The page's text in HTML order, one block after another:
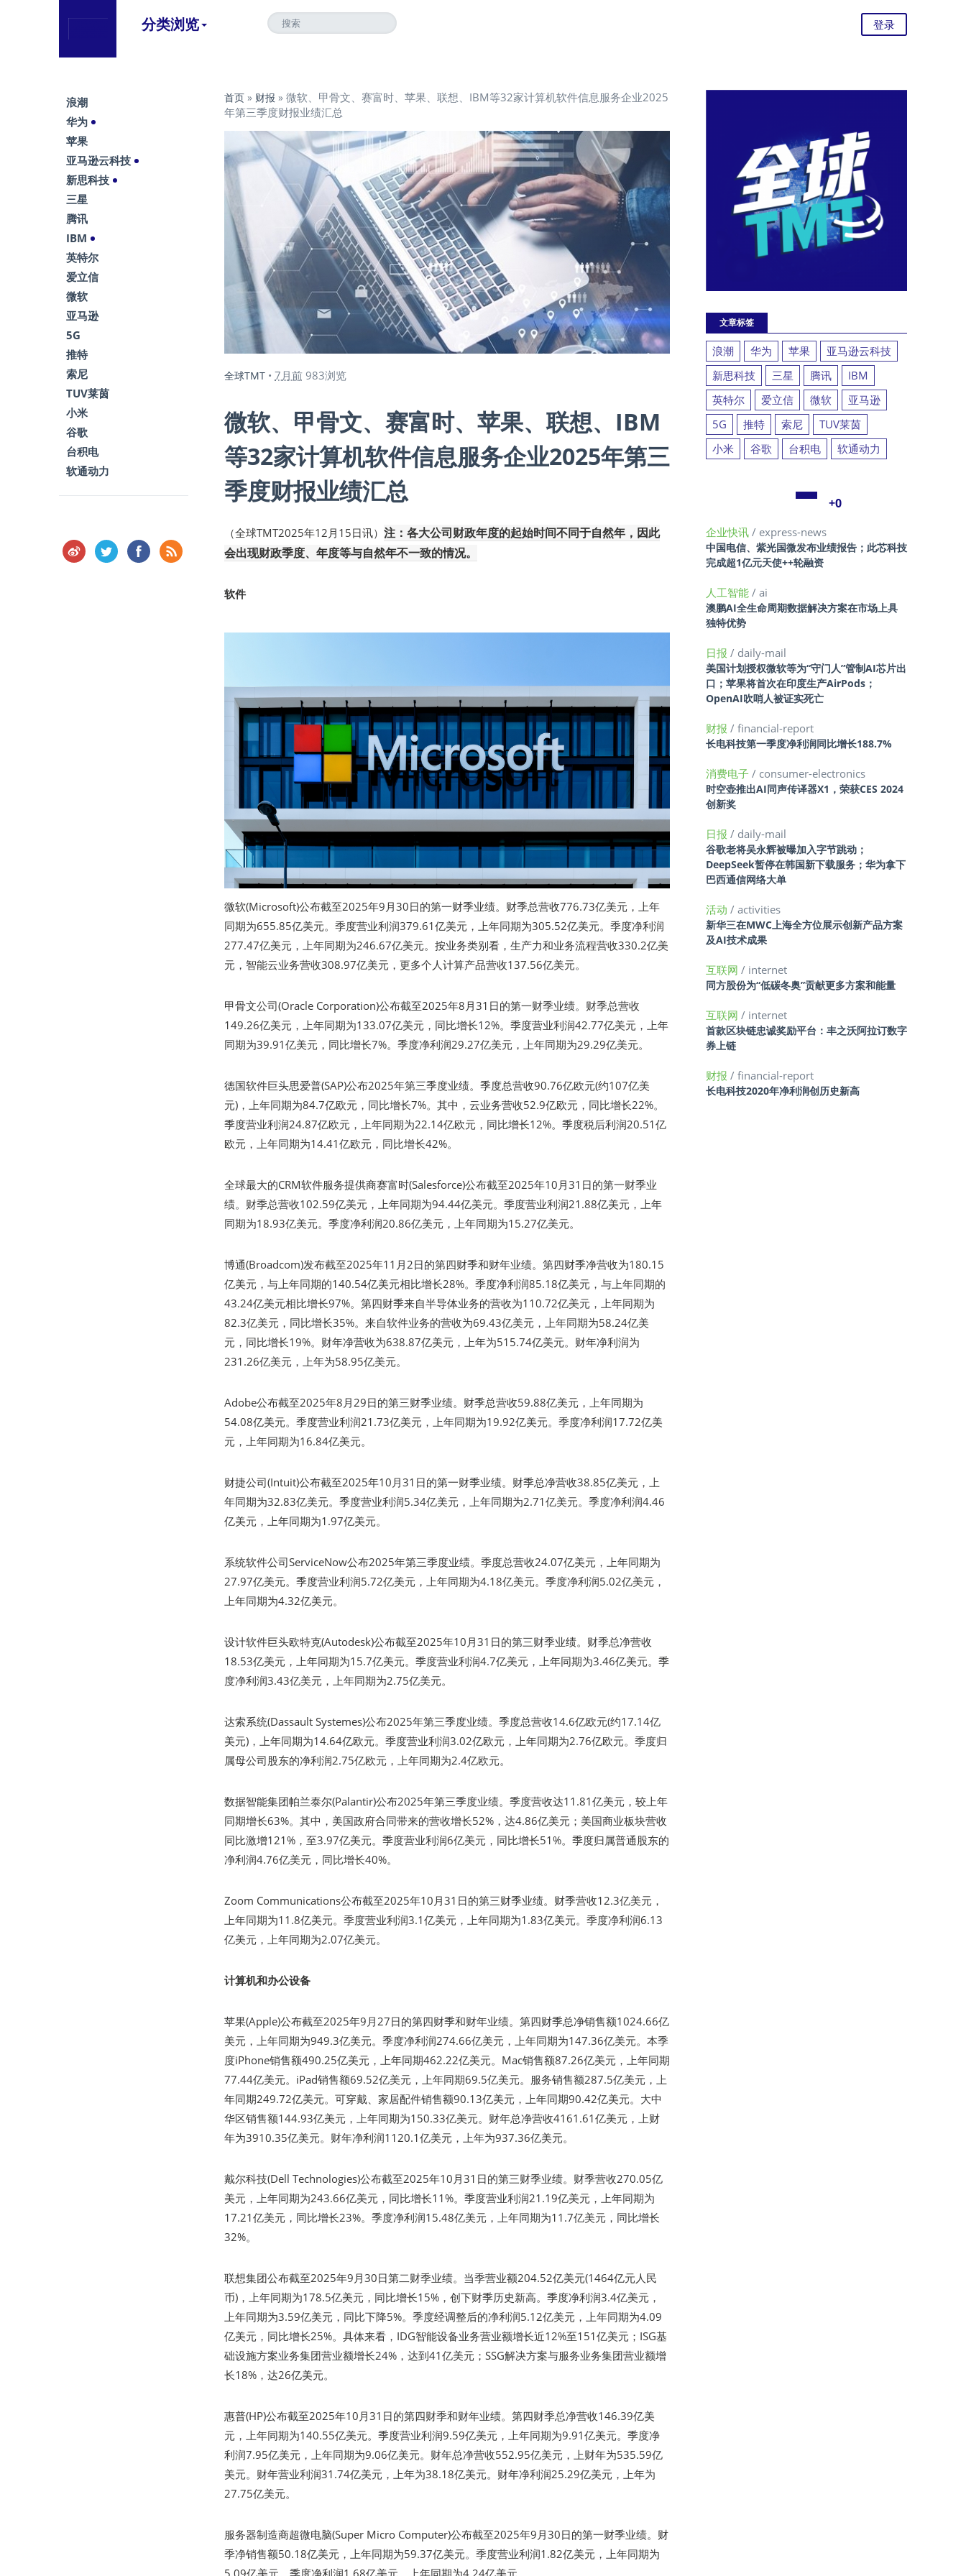
分类浏览 登录
首页 » 财报 » 微软、甲骨文、赛富时、苹果、联想、IBM等32家计算机软件信息服务企业2025
年第三季度财报业绩汇总
全球TMT • 7月前 983浏览
微软、甲骨文、赛富时、苹果、联想、IBM
等32家计算机软件信息服务企业2025年第三
季度财报业绩汇总
（全球TMT2025年12月15日讯） 注：各大公司财政年度的起始时间不同于自然年，因此
会出现财政季度、年度等与自然年不一致的情况。
软件
微软(Microsoft)公布截至2025年9月30日的第一财季业绩。财季总营收776.73亿美元，上年
同期为655.85亿美元。季度营业利润379.61亿美元，上年同期为305.52亿美元。季度净利润
277.47亿美元，上年同期为246.67亿美元。按业务类别看，生产力和业务流程营收330.2亿美
元，智能云业务营收308.97亿美元，更多个人计算产品营收137.56亿美元。
甲骨文公司(Oracle Corporation)公布截至2025年8月31日的第一财季业绩。财季总营收
149.26亿美元，上年同期为133.07亿美元，同比增长12%。季度营业利润42.77亿美元，上年
同期为39.91亿美元，同比增长7%。季度净利润29.27亿美元，上年同期为29.29亿美元。
德国软件巨头思爱普(SAP)公布2025年第三季度业绩。季度总营收90.76亿欧元(约107亿美
元)，上年同期为84.7亿欧元，同比增长7%。其中，云业务营收52.9亿欧元，同比增长22%。
季度营业利润24.87亿欧元，上年同期为22.14亿欧元，同比增长12%。季度税后利润20.51亿
欧元，上年同期为14.41亿欧元，同比增长42%。
全球最大的CRM软件服务提供商赛富时(Salesforce)公布截至2025年10月31日的第一财季业
绩。财季总营收102.59亿美元，上年同期为94.44亿美元。季度营业利润21.88亿美元，上年
同期为18.93亿美元。季度净利润20.86亿美元，上年同期为15.27亿美元。
博通(Broadcom)发布截至2025年11月2日的第四财季和财年业绩。第四财季净营收为180.15
亿美元，与上年同期的140.54亿美元相比增长28%。季度净利润85.18亿美元，与上年同期的
43.24亿美元相比增长97%。第四财季来自半导体业务的营收为110.72亿美元，上年同期为
82.3亿美元，同比增长35%。来自软件业务的营收为69.43亿美元，上年同期为58.24亿美
元，同比增长19%。财年净营收为638.87亿美元，上年为515.74亿美元。财年净利润为
231.26亿美元，上年为58.95亿美元。
Adobe公布截至2025年8月29日的第三财季业绩。财季总营收59.88亿美元，上年同期为
54.08亿美元。季度营业利润21.73亿美元，上年同期为19.92亿美元。季度净利润17.72亿美
元，上年同期为16.84亿美元。
财捷公司(Intuit)公布截至2025年10月31日的第一财季业绩。财季总净营收38.85亿美元，上
年同期为32.83亿美元。季度营业利润5.34亿美元，上年同期为2.71亿美元。季度净利润4.46
亿美元，上年同期为1.97亿美元。
系统软件公司ServiceNow公布2025年第三季度业绩。季度总营收24.07亿美元，上年同期为
27.97亿美元。季度营业利润5.72亿美元，上年同期为4.18亿美元。季度净利润5.02亿美元，
上年同期为4.32亿美元。
设计软件巨头欧特克(Autodesk)公布截至2025年10月31日的第三财季业绩。财季总净营收
18.53亿美元，上年同期为15.7亿美元。季度营业利润4.7亿美元，上年同期为3.46亿美元。季
度净利润3.43亿美元，上年同期为2.75亿美元。
达索系统(Dassault Systemes)公布2025年第三季度业绩。季度总营收14.6亿欧元(约17.14亿
美元)，上年同期为14.64亿欧元。季度营业利润3.02亿欧元，上年同期为2.76亿欧元。季度归
属母公司股东的净利润2.75亿欧元，上年同期为2.4亿欧元。
数据智能集团帕兰泰尔(Palantir)公布2025年第三季度业绩。季度营收达11.81亿美元，较上年
同期增长63%。其中，美国政府合同带来的营收增长52%，达4.86亿美元；美国商业板块营收
同比激增121%，至3.97亿美元。季度营业利润6亿美元，同比增长51%。季度归属普通股东的
净利润4.76亿美元，同比增长40%。
Zoom Communications公布截至2025年10月31日的第三财季业绩。财季营收12.3亿美元，
上年同期为11.8亿美元。季度营业利润3.1亿美元，上年同期为1.83亿美元。季度净利润6.13
亿美元，上年同期为2.07亿美元。
计算机和办公设备
苹果(Apple)公布截至2025年9月27日的第四财季和财年业绩。第四财季总净销售额1024.66亿
美元，上年同期为949.3亿美元。季度净利润274.66亿美元，上年同期为147.36亿美元。本季
度iPhone销售额490.25亿美元，上年同期462.22亿美元。Mac销售额87.26亿美元，上年同期
77.44亿美元。iPad销售额69.52亿美元，上年同期69.5亿美元。服务销售额287.5亿美元，上
年同期249.72亿美元。可穿戴、家居配件销售额90.13亿美元，上年同期90.42亿美元。大中
华区销售额144.93亿美元，上年同期为150.33亿美元。财年总净营收4161.61亿美元，上财
年为3910.35亿美元。财年净利润1120.1亿美元，上年为937.36亿美元。
戴尔科技(Dell Technologies)公布截至2025年10月31日的第三财季业绩。财季营收270.05亿
美元，上年同期为243.66亿美元，同比增长11%。季度营业利润21.19亿美元，上年同期为
17.21亿美元，同比增长23%。季度净利润15.48亿美元，上年同期为11.7亿美元，同比增长
32%。
联想集团公布截至2025年9月30日第二财季业绩。当季营业额204.52亿美元(1464亿元人民
币)，上年同期为178.5亿美元，同比增长15%，创下财季历史新高。季度净利润3.4亿美元，
上年同期为3.59亿美元，同比下降5%。季度经调整后的净利润5.12亿美元，上年同期为4.09
亿美元，同比增长25%。具体来看，IDG智能设备业务营业额增长近12%至151亿美元；ISG基
础设施方案业务集团营业额增长24%，达到41亿美元；SSG解决方案与服务业务集团营业额增
长18%，达26亿美元。
惠普(HP)公布截至2025年10月31日的第四财季和财年业绩。第四财季总净营收146.39亿美
元，上年同期为140.55亿美元。季度营业利润9.59亿美元，上年同期为9.91亿美元。季度净
利润7.95亿美元，上年同期为9.06亿美元。财年总净营收552.95亿美元，上财年为535.59亿
美元。财年营业利润31.74亿美元，上年为38.18亿美元。财年净利润25.29亿美元，上年为
27.75亿美元。
服务器制造商超微电脑(Super Micro Computer)公布截至2025年9月30日的第一财季业绩。财
季净销售额50.18亿美元，上年同期为59.37亿美元。季度营业利润1.82亿美元，上年同期为
5.09亿美元。季度净利润1.68亿美元，上年同期为4.24亿美元。
浪潮
华为
苹果
亚马逊云科技
新思科技
三星
腾讯
IBM
英特尔
爱立信
微软
亚马逊
5G
推特
索尼
TUV莱茵
小米
谷歌
台积电
软通动力
文章标签
浪潮 华为 苹果
亚马逊云科技
新思科技
三星 腾讯
IBM
英特尔
爱立信 微软
亚马逊
5G
推特 索尼
TUV莱茵
小米
谷歌 台积电 软通动力
+0
企业快讯 / express-news
中国电信、紫光国微发布业绩报告；此芯科技
完成超1亿元天使++轮融资
人工智能 / ai
澳鹏AI全生命周期数据解决方案在市场上具
独特优势
日报 / daily-mail
美国计划授权微软等为“守门人”管制AI芯片出
口；苹果将首次在印度生产AirPods；
OpenAI吹哨人被证实死亡
财报 / financial-report
长电科技第一季度净利润同比增长188.7%
消费电子 / consumer-electronics
时空壶推出AI同声传译器X1，荣获CES 2024
创新奖
日报 / daily-mail
谷歌老将吴永辉被曝加入字节跳动；
DeepSeek暂停在韩国新下载服务；华为拿下
巴西通信网络大单
活动 / activities
新华三在MWC上海全方位展示创新产品方案
及AI技术成果
互联网 / internet
同方股份为“低碳冬奥”贡献更多方案和能量
互联网 / internet
首款区块链忠诚奖励平台：丰之沃阿拉订数字
券上链
财报 / financial-report
长电科技2020年净利润创历史新高